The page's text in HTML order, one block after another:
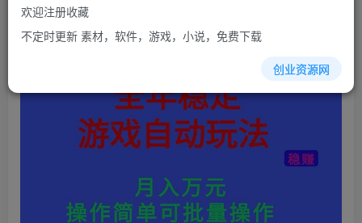
您当前未登录！建议登陆后购买，办理会员包月更省钱，可保存购
欢迎注册收藏
不定时更新 素材，软件，游戏，小说，免费下载
创业资源网